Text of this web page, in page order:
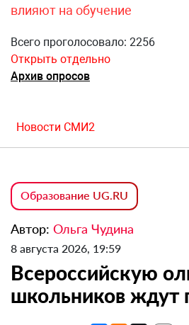
влияют на обучение
Всего проголосовало: 2256
Открыть отдельно
Архив опросов
Новости СМИ2
Образование UG.RU
Автор: Ольга Чудина
8 августа 2026, 19:59
Всероссийскую
школьников ждут